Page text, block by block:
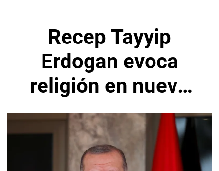
Recep Tayyip
Erdogan evoca
religión en nuevo
impulso para tasas
más bajas